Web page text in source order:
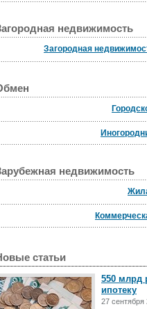
недвижимость
Загородная
недвижимость
статьи
550 млрд
ипотеку
27 сентября